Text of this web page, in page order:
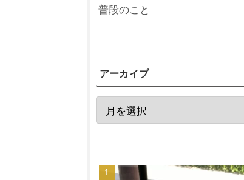
普段のこと
アーカイブ